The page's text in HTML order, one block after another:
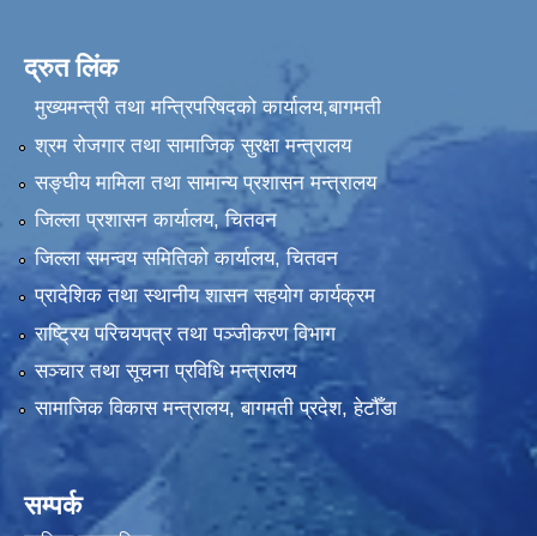
द्रुत लिंक
मुख्यमन्त्री तथा मन्त्रिपरिषदको कार्यालय,बागमती
श्रम रोजगार तथा सामाजिक सुरक्षा मन्त्रालय
सङ्‍घीय मामिला तथा सामान्य प्रशासन मन्त्रालय
जिल्ला प्रशासन कार्यालय, चितवन
जिल्ला समन्वय समितिको कार्यालय, चितवन
प्रादेशिक तथा स्थानीय शासन सहयोग कार्यक्रम
राष्ट्रिय परिचयपत्र तथा पञ्‍जीकरण विभाग
सञ्‍चार तथा सूचना प्रविधि मन्त्रालय
सामाजिक विकास मन्त्रालय, बागमती प्रदेश, हेटौँडा
सम्पर्क